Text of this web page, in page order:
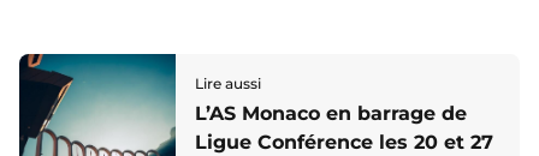
Lire aussi
L’AS Monaco en barrage de
Ligue Conférence les 20 et 27